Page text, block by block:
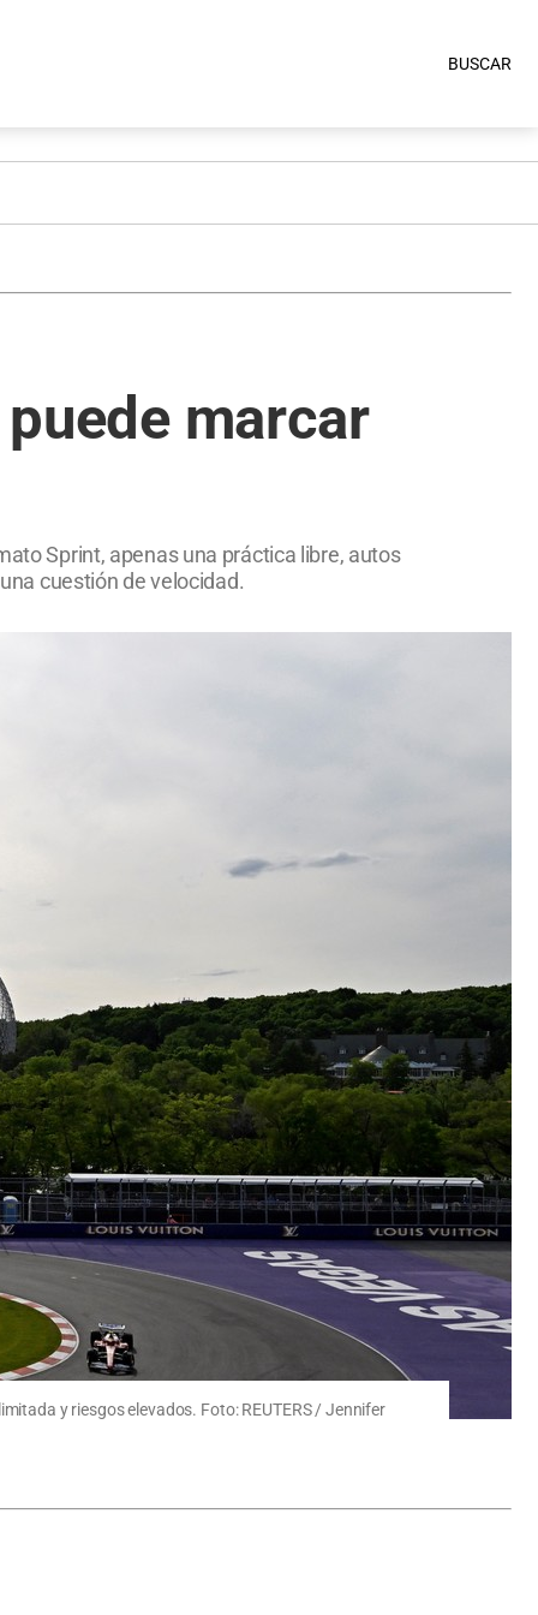
BUSCAR
marcar
Sprint, apenas una práctica libre, autos
cuestión de velocidad.
y riesgos elevados. Foto: REUTERS / Jennifer